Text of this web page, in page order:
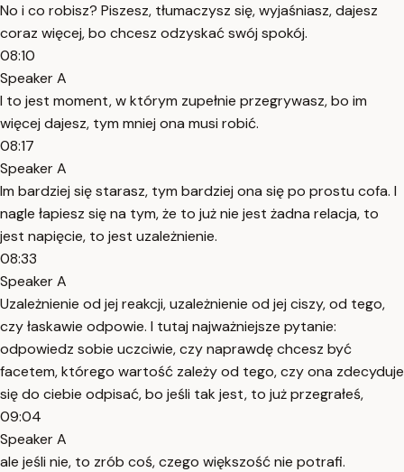
No i co robisz? Piszesz, tłumaczysz się, wyjaśniasz, dajesz
coraz więcej, bo chcesz odzyskać swój spokój.
08:10
Speaker A
I to jest moment, w którym zupełnie przegrywasz, bo im
więcej dajesz, tym mniej ona musi robić.
08:17
Speaker A
Im bardziej się starasz, tym bardziej ona się po prostu cofa. I
nagle łapiesz się na tym, że to już nie jest żadna relacja, to
jest napięcie, to jest uzależnienie.
08:33
Speaker A
Uzależnienie od jej reakcji, uzależnienie od jej ciszy, od tego,
czy łaskawie odpowie. I tutaj najważniejsze pytanie:
odpowiedz sobie uczciwie, czy naprawdę chcesz być
facetem, którego wartość zależy od tego, czy ona zdecyduje
się do ciebie odpisać, bo jeśli tak jest, to już przegrałeś,
09:04
Speaker A
ale jeśli nie, to zrób coś, czego większość nie potrafi.